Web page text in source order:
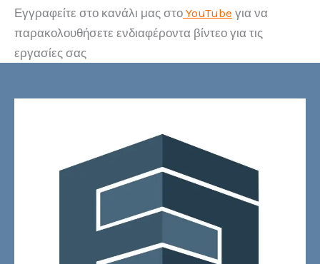
Εγγραφείτε στο κανάλι μας στο YouTube για να
παρακολουθήσετε ενδιαφέροντα βίντεο για τις
εργασίες σας